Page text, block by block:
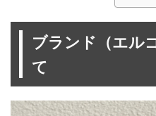
ブランド（エル
て